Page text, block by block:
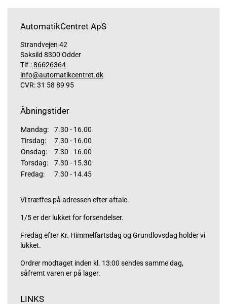
AutomatikCentret ApS
Strandvejen 42
Saksild 8300 Odder
Tlf.:86626364
info@automatikcentret.dk
CVR: 31 58 89 95
Åbningstider
Mandag:
7.30 - 16.00
Tirsdag:
7.30 - 16.00
Onsdag:
7.30 - 16.00
Torsdag:
7.30 - 15.30
Fredag:
7.30 - 14.45
Vi træffes på adressen efter aftale.
1/5 er der lukket for forsendelser.
Fredag efter Kr. Himmelfartsdag og Grundlovsdag holder vi
lukket.
Ordrer modtaget inden kl. 13:00 sendes samme dag,
såfremt varen er på lager.
LINKS